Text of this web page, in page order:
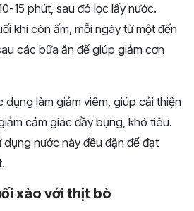
15 phút, sau đó lọc lấy nước.
khi còn ấm, mỗi ngày từ một đến
các bữa ăn để giúp giảm cơn
làm giảm viêm, giúp cải thiện
cảm giác đầy bụng, khó tiêu.
nước này đều đặn để đạt
xào với thịt bò